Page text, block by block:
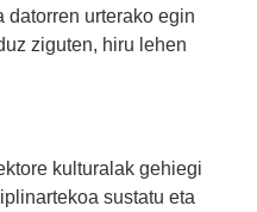
datorren urterako egin
ziguten, hiru lehen
kulturalak gehiegi
sustatu eta